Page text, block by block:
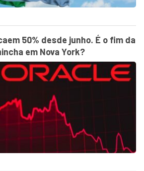
50% desde junho. É o fim da
em Nova York?